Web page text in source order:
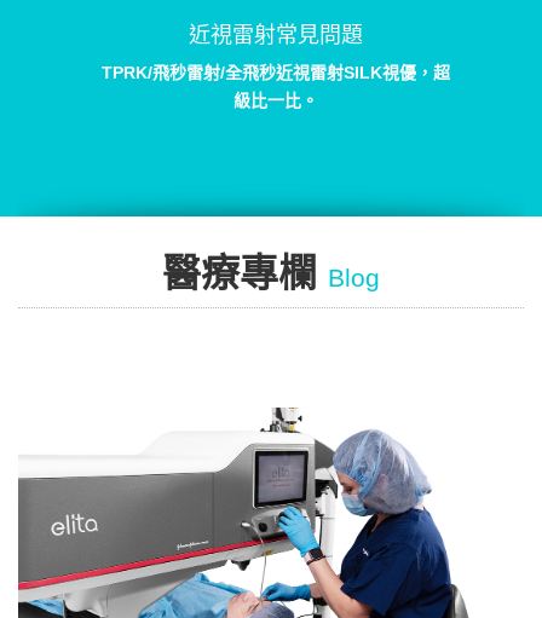
近視雷射常見問題
TPRK/飛秒雷射/全飛秒近視雷射SILK視優，超
級比一比。
醫療專欄 Blog